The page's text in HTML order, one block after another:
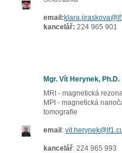
email:
kancelář: 224 965 901
Mgr. Vít Herynek, Ph.D.
MRI - magnetická
MPI - magnetická
tomografie
email :
kancelář: 224 965 993